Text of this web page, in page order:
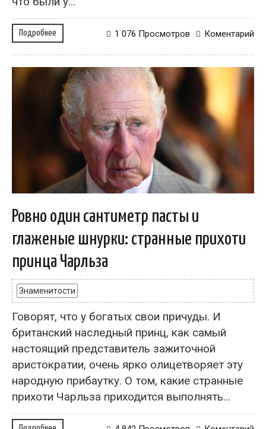
Подробнее Коментарий
1 076 Просмотров
Ровно один сантиметр пасты и
глаженые шнурки: странные прихоти
принца Чарльза
Знаменитости
Говорят, что у богатых свои причуды. И
британский наследный принц, как самый
настоящий представитель зажиточной
аристократии, очень ярко олицетворяет эту
народную прибаутку. О том, какие странные
прихоти Чарльза приходится выполнять...